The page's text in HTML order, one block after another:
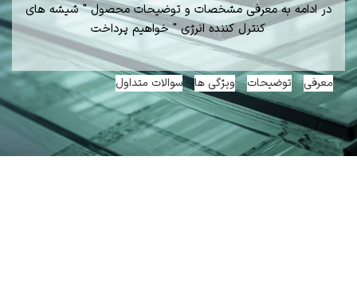
در ادامه به معرفی مشخصات و توضیحات محصول " شیشه های
کنترل کننده انرژی " خواهیم پرداخت
معرفی توضیحات ویژگی ها سوالات متداول